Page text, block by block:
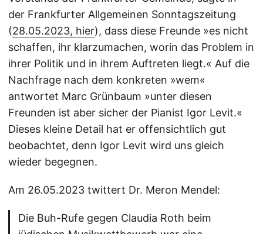
der Frankfurter Allgemeinen Sonntagszeitung
(28.05.2023, hier), dass diese Freunde »es nicht
schaffen, ihr klarzumachen, worin das Problem in
ihrer Politik und in ihrem Auftreten liegt.« Auf die
Nachfrage nach dem konkreten »wem«
antwortet Marc Grünbaum »unter diesen
Freunden ist aber sicher der Pianist Igor Levit.«
Dieses kleine Detail hat er offensichtlich gut
beobachtet, denn Igor Levit wird uns gleich
wieder begegnen.
Am 26.05.2023 twittert Dr. Meron Mendel:
Die Buh-Rufe gegen Claudia Roth beim